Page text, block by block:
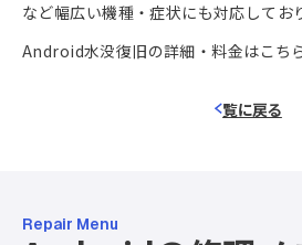
など幅広い機種・症状にも対応してお
Android水没復旧の詳細・料金はこち
覧に戻る
Repair Menu